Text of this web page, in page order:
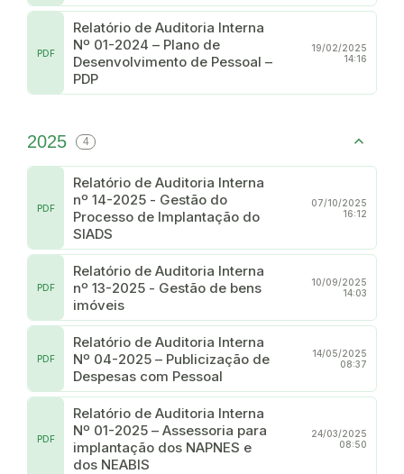
Relatório de Auditoria Interna
Nº 01-2024 – Plano de
Desenvolvimento de Pessoal –
PDP
PDF
19/02/2025
14:16
2025 4
Relatório de Auditoria Interna
nº 14-2025 - Gestão do
Processo de Implantação do
SIADS
PDF
07/10/2025
16:12
Relatório de Auditoria Interna
nº 13-2025 - Gestão de bens
imóveis
PDF
10/09/2025
14:03
Relatório de Auditoria Interna
Nº 04-2025 – Publicização de
Despesas com Pessoal
PDF
14/05/2025
08:37
Relatório de Auditoria Interna
Nº 01-2025 – Assessoria para
implantação dos NAPNES e
dos NEABIS
PDF
24/03/2025
08:50